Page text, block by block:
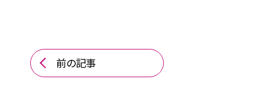
前の記事